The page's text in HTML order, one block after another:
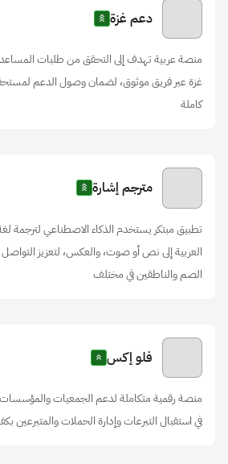
دعم غزة
منصة عربية تهدف إلى التحقق من طلبات
غزة عبر فريق موثوق، لضمان وصول الدعم
كاملة
مترجم إشارة
تطبيق مبتكر يستخدم الذكاء الاصطناعي لترجمة
العربية إلى نص أو صوت، والعكس، لتعزيز
الصم والناطقين في مختلف
فلو إكس
منصة رقمية متكاملة لدعم الجمعيات والمؤسسات
في استقبال التبرعات وإدارة الحملات والمتبرعين